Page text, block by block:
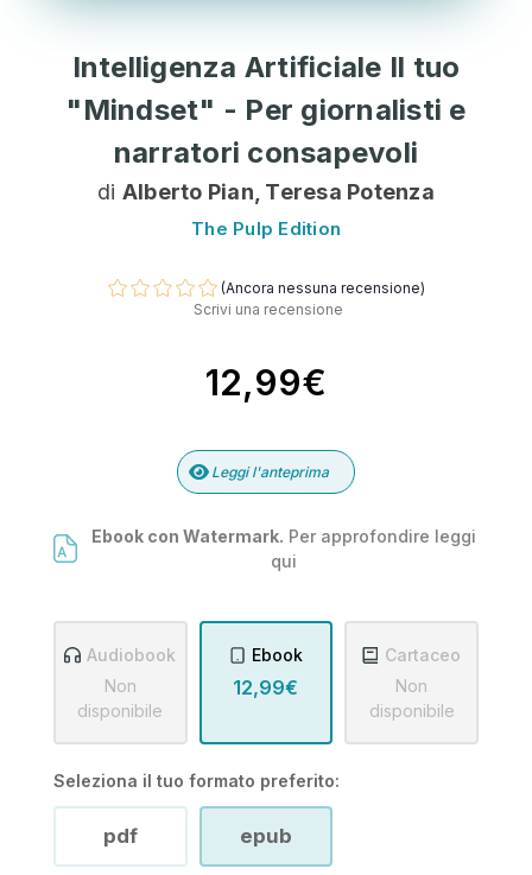
Intelligenza Artificiale Il tuo
"Mindset" - Per giornalisti e
narratori consapevoli
di Alberto Pian, Teresa Potenza
The Pulp Edition
(Ancora nessuna recensione)
Scrivi una recensione
12,99€
Leggi l'anteprima
Ebook con Watermark. Per approfondire leggi
qui
Audiobook
Non
disponibile
Ebook
12,99€
Cartaceo
Non
disponibile
Seleziona il tuo formato preferito:
pdf epub